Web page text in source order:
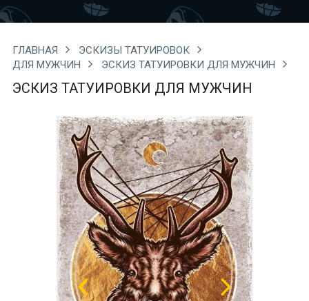
ГЛАВНАЯ
ЭСКИЗЫ ТАТУИРОВОК
ДЛЯ МУЖЧИН
ЭСКИЗ ТАТУИРОВКИ ДЛЯ МУЖЧИН
ЭСКИЗ ТАТУИРОВКИ ДЛЯ МУЖЧИН